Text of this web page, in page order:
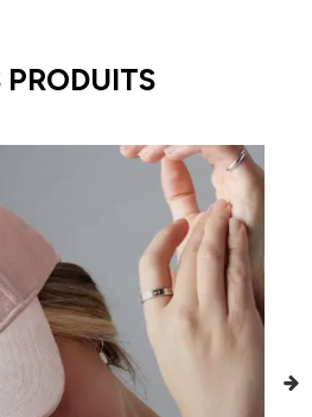
PRODUITS